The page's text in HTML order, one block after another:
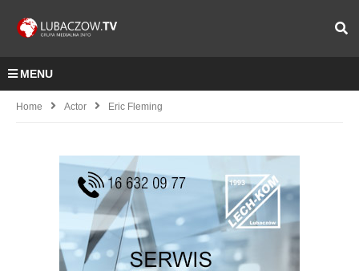
MENU
Home Actor Eric Fleming